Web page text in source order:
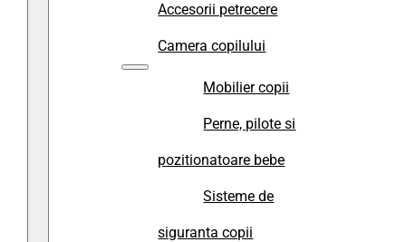
Accesorii petrecere
Camera copilului
Mobilier copii
Perne, pilote si
pozitionatoare bebe
Sisteme de
siguranta copii